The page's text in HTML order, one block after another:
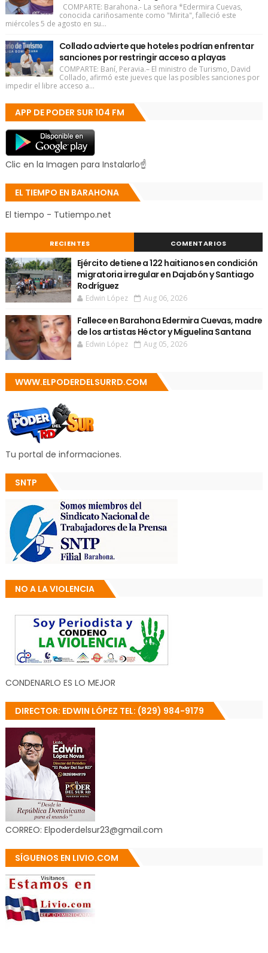
COMPARTE: Barahona.- La señora *Edermira Cuevas,
conocida cariñosamente como "Mirita", falleció este
miércoles 5 de agosto en su...
Collado advierte que hoteles podrían enfrentar
sanciones por restringir acceso a playas
COMPARTE: Baní, Peravia.– El ministro de Turismo, David
Collado, afirmó este jueves que las posibles sanciones por
impedir el libre acceso a...
APP DE PODER SUR 104 FM
Clic en la Imagen para Instalarlo☝
EL TIEMPO EN BARAHONA
El tiempo - Tutiempo.net
RECIENTES COMENTARIOS
Ejército detiene a 122 haitianos en condición
migratoria irregular en Dajabón y Santiago
Rodríguez
Edwin López Aug 06, 2026
Fallece en Barahona Edermira Cuevas, madre
de los artistas Héctor y Miguelina Santana
Edwin López Aug 05, 2026
WWW.ELPODERDELSURRD.COM
Tu portal de informaciones.
SNTP
NO A LA VIOLENCIA
CONDENARLO ES LO MEJOR
DIRECTOR: EDWIN LÓPEZ TEL: (829) 984-9179
CORREO: Elpoderdelsur23@gmail.com
SÍGUENOS EN LIVIO.COM